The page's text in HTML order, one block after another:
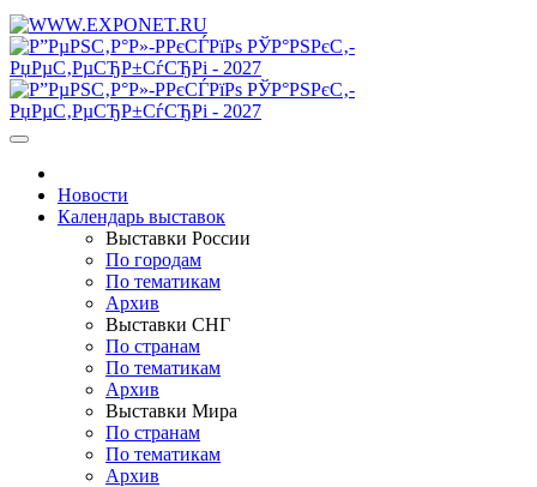
Новости
Календарь выставок
Выставки России
По городам
По тематикам
Архив
Выставки СНГ
По странам
По тематикам
Архив
Выставки Мира
По странам
По тематикам
Архив